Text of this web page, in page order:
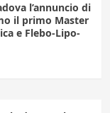
l’annuncio di
il primo Master
e Flebo-Lipo-